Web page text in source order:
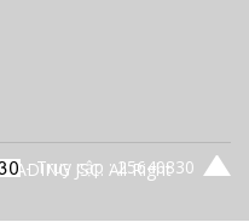
JSC. All Right
- Truy cập : 25640830